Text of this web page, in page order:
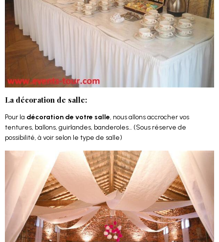
La décoration de salle:
Pour la décoration de votre salle, nous allons accrocher vos
tentures, ballons, guirlandes, banderoles… (Sous réserve de
possibilité, à voir selon le type de salle)